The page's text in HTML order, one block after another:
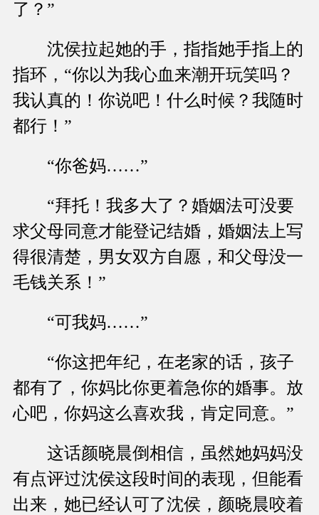
了？”
沈侯拉起她的手，指指她手指上的
指环，“你以为我心血来潮开玩笑吗？
我认真的！你说吧！什么时候？我随时
都行！”
“你爸妈……”
“拜托！我多大了？婚姻法可没要
求父母同意才能登记结婚，婚姻法上写
得很清楚，男女双方自愿，和父母没一
毛钱关系！”
“可我妈……”
“你这把年纪，在老家的话，孩子
都有了，你妈比你更着急你的婚事。放
心吧，你妈这么喜欢我，肯定同意。”
这话颜晓晨倒相信，虽然她妈妈没
有点评过沈侯这段时间的表现，但能看
出来，她已经认可了沈侯，颜晓晨咬着